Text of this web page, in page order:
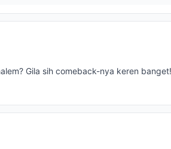
Gila sih comeback-nya keren banget!